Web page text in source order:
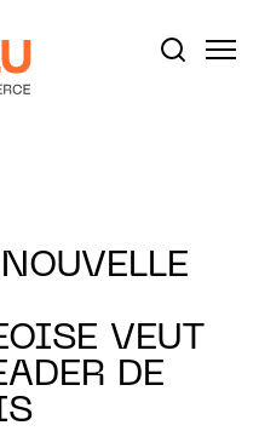
VEUT
DE